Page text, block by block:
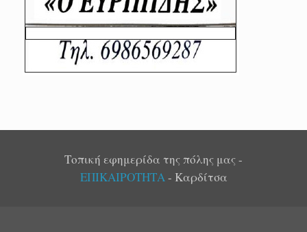
Τοπική εφημερίδα της πόλης μας -
ΕΠΙΚΑΙΡΟΤΗΤΑ- Καρδίτσα